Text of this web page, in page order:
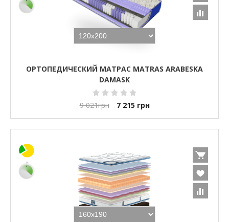
ОРТОПЕДИЧЕСКИЙ МАТРАС MATRAS ARABESKA
DAMASK
9 021грн 7 215 грн